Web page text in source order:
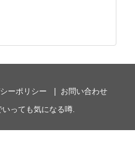
ーポリシー
お問い合わせ
っても気になる噂.